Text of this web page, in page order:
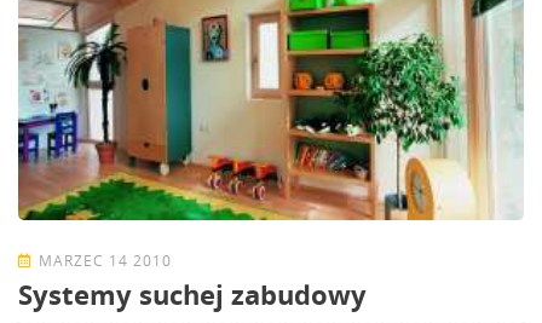
MARZEC 14 2010
Systemy suchej zabudowy